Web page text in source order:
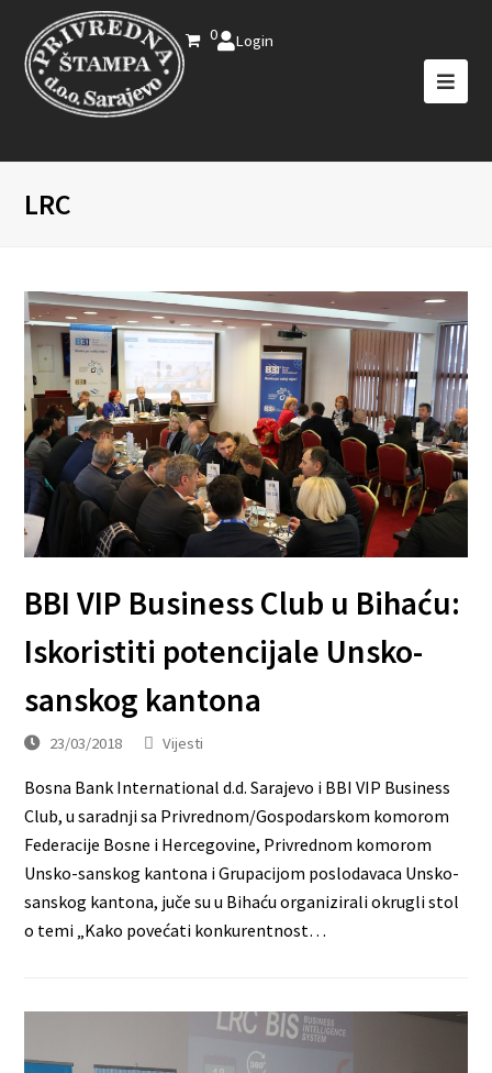
0 Login
LRC
BBI VIP Business Club u Bihaću:
Iskoristiti potencijale Unsko-
sanskog kantona
23/03/2018 Vijesti
Bosna Bank International d.d. Sarajevo i BBI VIP Business
Club, u saradnji sa Privrednom/Gospodarskom komorom
Federacije Bosne i Hercegovine, Privrednom komorom
Unsko-sanskog kantona i Grupacijom poslodavaca Unsko-
sanskog kantona, juče su u Bihaću organizirali okrugli stol
o temi „Kako povećati konkurentnost…